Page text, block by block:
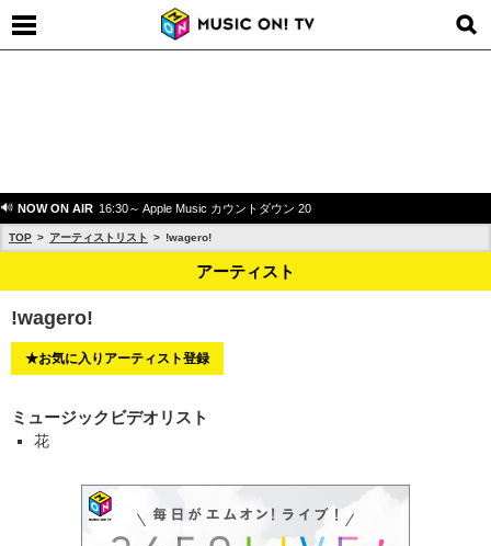
NOW ON AIR 16:30～ Apple Music カウントダウン 20
TOP アーティストリスト !wagero!
アーティスト
!wagero!
★お気に入りアーティスト登録
ミュージックビデオリスト
花